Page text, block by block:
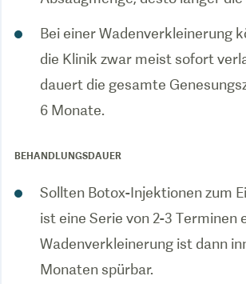
Bei einer Wadenverkleinerung
die Klinik zwar meist sofort
dauert die gesamte
6 Monate.
BEHANDLUNGSDAUER
Sollten Botox-Injektionen zum
ist eine Serie von 2-3 Terminen
Wadenverkleinerung ist dann
Monaten spürbar.